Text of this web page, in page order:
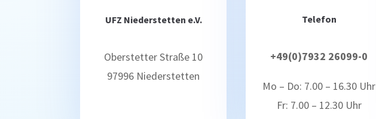
UFZ Niederstetten e.V.
Oberstetter Straße 10
97996 Niederstetten
Telefon
+49(0)7932 26099-0
Mo – Do: 7.00 – 16.30 Uhr
Fr: 7.00 – 12.30 Uhr